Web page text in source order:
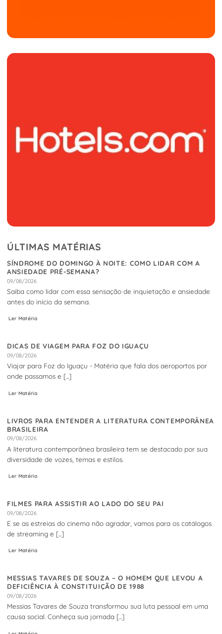
ÚLTIMAS MATÉRIAS
SÍNDROME DO DOMINGO À NOITE: COMO LIDAR COM A
ANSIEDADE PRÉ-SEMANA?
09/08/2026
Saiba como lidar com essa sensação de inquietação e ansiedade
antes do início da semana.
Ler Matéria
DICAS DE VIAGEM PARA FOZ DO IGUAÇU
09/08/2026
Viajar para Foz do Iguaçu - Matéria que fala dos aeroportos por
onde passamos e [...]
Ler Matéria
LIVROS PARA ENTENDER A LITERATURA CONTEMPORÂNEA
BRASILEIRA
09/08/2026
A literatura contemporânea brasileira tem se destacado por sua
diversidade de vozes, temas e estilos.
Ler Matéria
FILMES PARA ASSISTIR AO LADO DO SEU PAI
09/08/2026
E se as estreias do cinema não agradar, vamos para os catálogos
de streaming e [...]
Ler Matéria
MESSIAS TAVARES DE SOUZA – O HOMEM QUE LEVOU A
DEFICIÊNCIA À CONSTITUIÇÃO DE 1988
09/08/2026
Messias Tavares de Souza transformou sua luta pessoal em uma
causa social. Conheça sua jornada [...]